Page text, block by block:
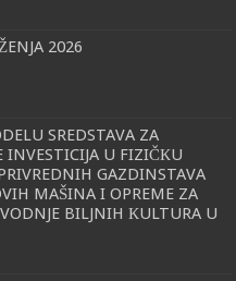
2026
SREDSTAVA ZA
INVESTICIJA U FIZIČКU
GAZDINSTAVA
MAŠINA I OPREME ZA
BILJNIH КULTURA U